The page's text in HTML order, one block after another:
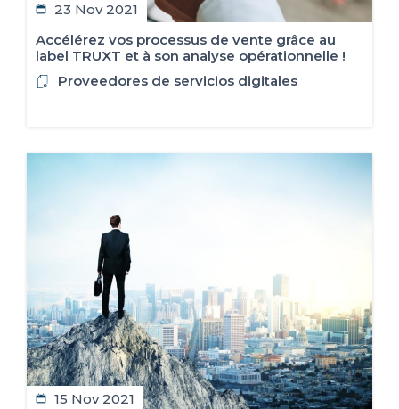
23 Nov 2021
Accélérez vos processus de vente grâce au
label TRUXT et à son analyse opérationnelle !
Proveedores de servicios digitales
15 Nov 2021